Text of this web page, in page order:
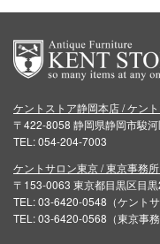
ケントストア静岡本店 / ケン
〒422-8058 静岡県静岡市駿
TEL: 054-204-7003
ケントサロン東京 / 東京事務
〒153-0063 東京都目黒区目
TEL: 03-6420-0548（ケントサ
TEL: 03-6420-0568（東京事務